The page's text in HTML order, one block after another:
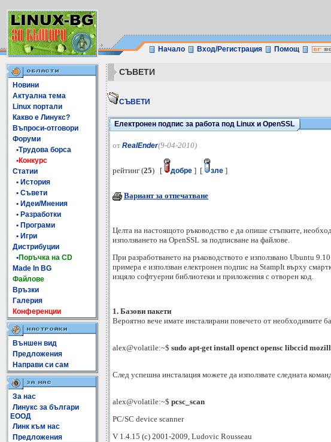
Начало Вход/Регистрация Помощ
Новини
Актуална тема
Linux портали
Какво е Линукс?
Въпроси-отговори
Форуми
•Трудова борса
•Конкурс
Статии
• История
• Съвети
• Идеи/Мнения
• Разработки
• Програми
• Игри
Дистрибуции
•Поръчка на CD
Made In BG
Файлове
Връзки
Галерия
Конференции
Външен вид
Предложения
Направи си сам
За нас
Линукс за българи
ЕООД
Линк към нас
Предложения
СЪВЕТИ
СЪВЕТИ
Електронен подпис за работа под Linux и OpenSSL
от RealEnder(9-04-2010)
рейтинг (25) [ добре ] [ зле ]
Вариант за отпечатване
Целта на настоящото ръководство е да опише стъпките,
използването на OpenSSL за подписване на файлове.
При разработването на ръководството е използвано Ubuntu
примера е използван електронен подпис на StampIt върху
изцяло софтуерни библиотеки и приложения с отворен код.
1. Базови пакети
Вероятно вече имате инсталирани повечето от необходимите
alex@volatile:~$ sudo apt-get install openct opensc libccid
След успешна инсталация можете да използвате следната
alex@volatile:~$ pcsc_scan
PC/SC device scanner
V 1.4.15 (c) 2001-2009, Ludovic Rousseau